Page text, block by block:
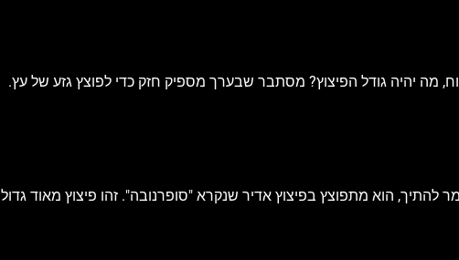
מה יהיה גודל הפיצוץ? מסתבר שבערך מספיק חזק כדי לפוצץ גזע של עץ.
הוא מתפוצץ בפיצוץ אדיר שנקרא "סופרנובה". זהו פיצוץ מאוד גדול